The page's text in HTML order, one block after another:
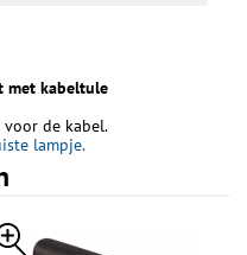
met kabeltule
de kabel.
lampje.